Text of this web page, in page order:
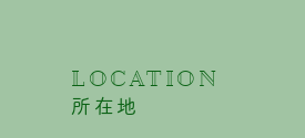
LOCATION
​所在地